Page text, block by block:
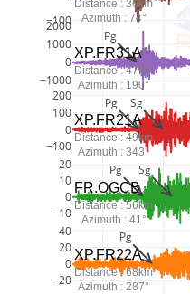
−20
0
20
40
−10
0
10
20
−100
0
100
200
−1000
0
1000
2000
−100
Pg
Pg Sg
Pg Sg
Pg
XP.FR22A
Distance : 68km
Azimuth : 287°
FR.OGCB
Distance : 56km
Azimuth : 41°
XP.FR21A
Distance : 49km
Azimuth : 343°
XP.FR31A
Distance : 47km
Azimuth : 190°
Distance : 36km
Azimuth : 74°